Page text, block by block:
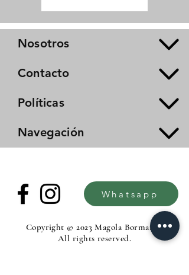
Nosotros
Contacto
Políticas
Navegación
Whatsapp
Copyright © 2023 Magola Borman®.
All rights reserved.